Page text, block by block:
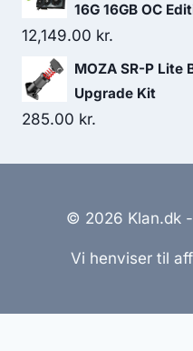
16G 16GB OC
12,149.00 kr.
MOZA SR-P Lite
Upgrade Kit
285.00 kr.
© 2026 Klan.dk
Vi henviser til